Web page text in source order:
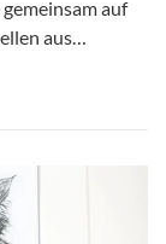
auf
aus…